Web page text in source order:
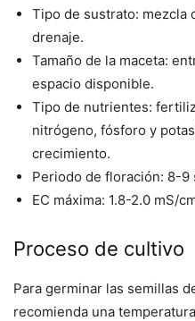
Tipo de sustrato: mezcla
drenaje.
Tamaño de la maceta:
espacio disponible.
Tipo de nutrientes:
nitrógeno, fósforo y
crecimiento.
Periodo de floración: 8-9
EC máxima: 1.8-2.0 mS/
Proceso de cultivo
Para germinar las semillas
recomienda una